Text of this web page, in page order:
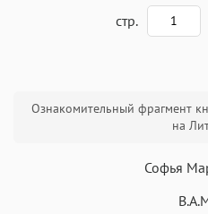
стр.
Ознакомительный фрагмент
на
Софья